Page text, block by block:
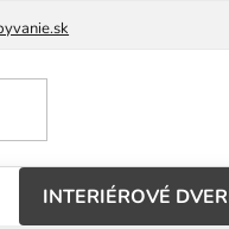
INTERIÉROVÉ